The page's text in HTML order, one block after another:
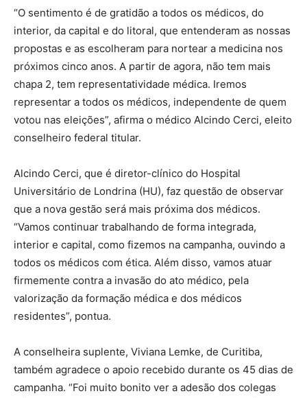
“O sentimento é de gratidão a todos os médicos, do
interior, da capital e do litoral, que entenderam as nossas
propostas e as escolheram para nortear a medicina nos
próximos cinco anos. A partir de agora, não tem mais
chapa 2, tem representatividade médica. Iremos
representar a todos os médicos, independente de quem
votou nas eleições”, afirma o médico Alcindo Cerci, eleito
conselheiro federal titular.
Alcindo Cerci, que é diretor-clínico do Hospital
Universitário de Londrina (HU), faz questão de observar
que a nova gestão será mais próxima dos médicos.
“Vamos continuar trabalhando de forma integrada,
interior e capital, como fizemos na campanha, ouvindo a
todos os médicos com ética. Além disso, vamos atuar
firmemente contra a invasão do ato médico, pela
valorização da formação médica e dos médicos
residentes”, pontua.
A conselheira suplente, Viviana Lemke, de Curitiba,
também agradece o apoio recebido durante os 45 dias de
campanha. “Foi muito bonito ver a adesão dos colegas